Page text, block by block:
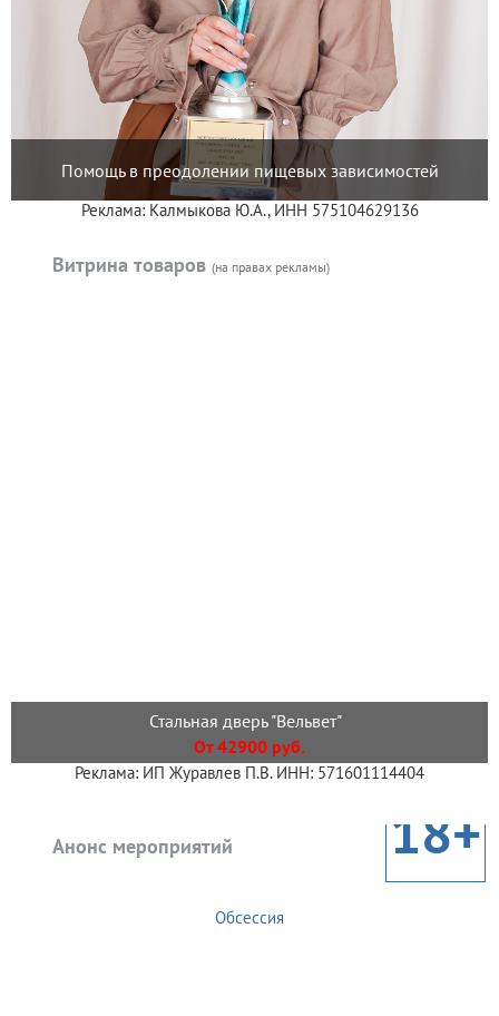
Помощь в преодолении пищевых зависимостей
Реклама: Калмыкова Ю.А., ИНН 575104629136
Витрина товаров (на правах рекламы)
Стальная дверь "Вельвет"
От 42900 руб.
Реклама: ИП Журавлев П.В. ИНН: 571601114404
Анонс мероприятий 18+
Обсессия